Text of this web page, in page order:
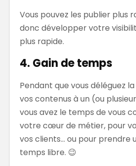
Vous pouvez les publier plus
donc développer votre
plus rapide.
4. Gain de temps
Pendant que vous déléguez
vos contenus à un (ou
vous avez le temps de vous
votre cœur de métier, pour
vos clients… ou pour prendre
temps libre. 😉